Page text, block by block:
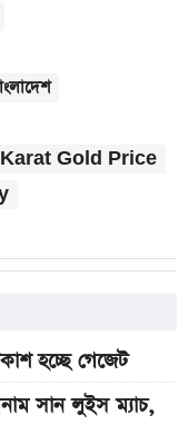
Gold Price
হচ্ছে গেজেট
সান লুইস ম্যাচ,